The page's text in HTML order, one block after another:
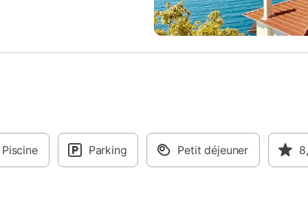
Piscine Parking Petit déjeuner